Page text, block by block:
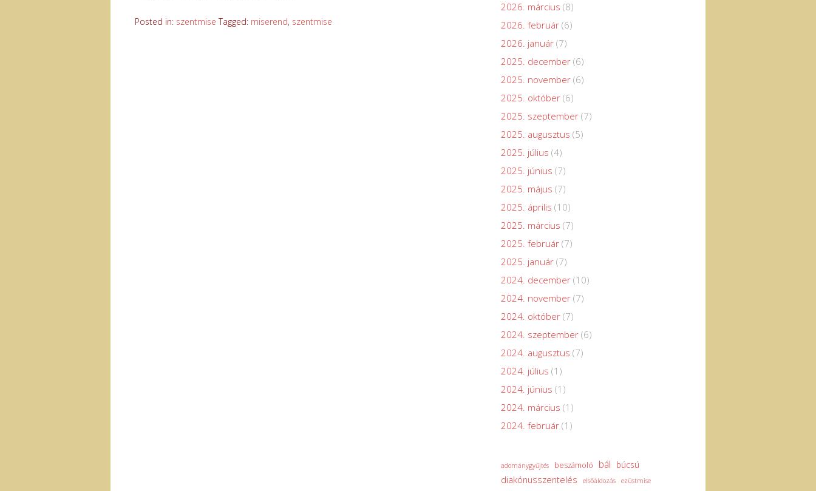
Posted in: szentmise Tagged: miserend, szentmise
2026. március (8)
2026. február (6)
2026. január (7)
2025. december (6)
2025. november (6)
2025. október (6)
2025. szeptember (7)
2025. augusztus (5)
2025. július (4)
2025. június (7)
2025. május (7)
2025. április (10)
2025. március (7)
2025. február (7)
2025. január (7)
2024. december (10)
2024. november (7)
2024. október (7)
2024. szeptember (6)
2024. augusztus (7)
2024. július (1)
2024. június (1)
2024. március (1)
2024. február (1)
adománygyűjtés beszámoló bál búcsú
diakónusszentelés elsőáldozás ezüstmise